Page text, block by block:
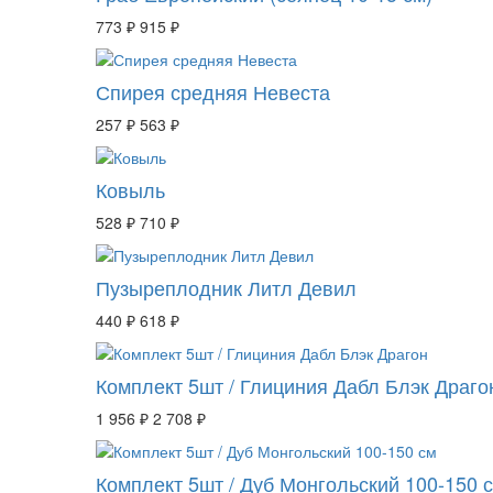
773 ₽ 915 ₽
Спирея средняя Невеста
257 ₽ 563 ₽
Ковыль
528 ₽ 710 ₽
Пузыреплодник Литл Девил
440 ₽ 618 ₽
Комплект 5шт / Глициния Дабл Блэк
1 956 ₽ 2 708 ₽
Комплект 5шт / Дуб Монгольский 100-150